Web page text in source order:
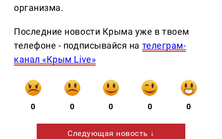
организма.
Последние новости Крыма уже в твоем
телефоне - подписывайся на телеграм-
канал «Крым Live»
0 0 0 0 0
Следующая новость ↓